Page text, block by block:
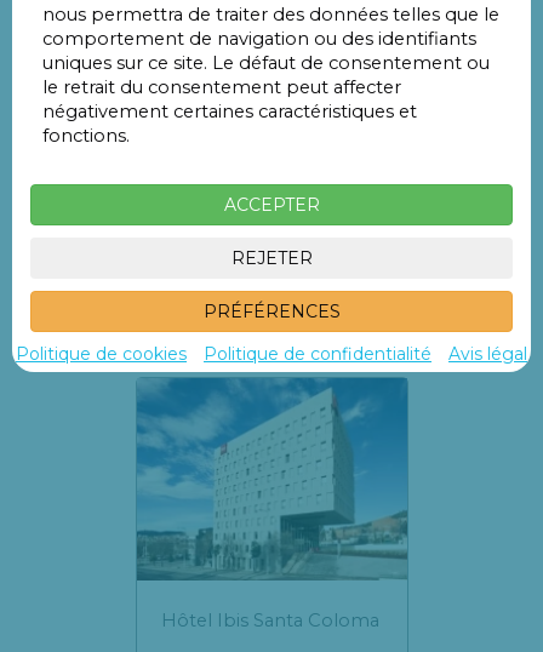
Parking Cubics Promoparc precio día:dès 5€/jour.
Parking Cubics Promoparcse trouve enAv. Pallaresa s/n
à seulement 900 mètres deParc Can Zam, en
Coloma de Gramenet.
au parking un spplément de5€/jour
Non loin
Hôtel Ibis Santa Coloma
nous permettra de traiter des données telles que le
comportement de navigation ou des identifiants
uniques sur ce site. Le défaut de consentement ou
le retrait du consentement peut affecter
négativement certaines caractéristiques et
fonctions.
ACCEPTER
REJETER
PRÉFÉRENCES
Politique de cookies
Politique de confidentialité Avis légal